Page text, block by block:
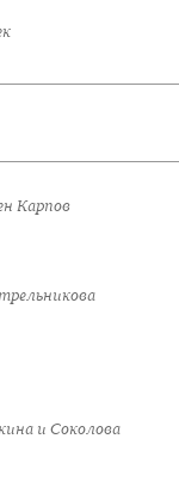
Карпов
и Соколова